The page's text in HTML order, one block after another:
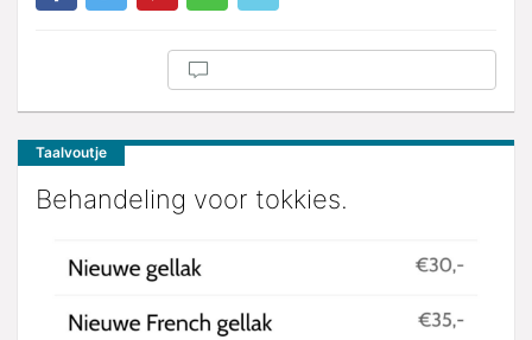
Taalvoutje
Behandeling voor tokkies.